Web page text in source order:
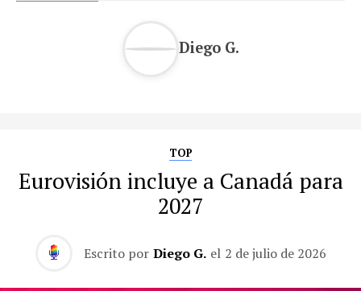
Diego G.
TOP
Eurovisión incluye a Canadá para
2027
Escrito por Diego G. el 2 de julio de 2026